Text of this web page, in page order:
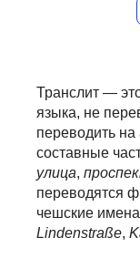
Транслит —
языка, не
переводить на
составные
улица,
переводятся
чешские
Lindenstraße,